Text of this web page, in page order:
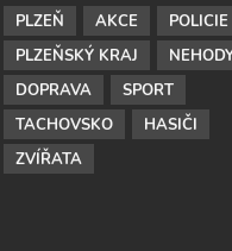
PLZEŇ AKCE
POLICIE
PLZEŇSKÝ KRAJ
DOPRAVA
SPORT
TACHOVSKO
HASIČI
ZVÍŘATA